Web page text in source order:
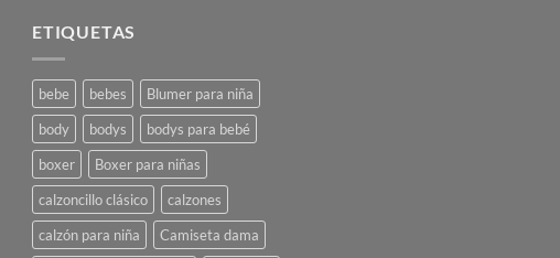
ETIQUETAS
bebe bebes
Blumer para niña
body
bodys
bodys para bebé
boxer
Boxer para niñas
calzoncillo clásico
calzones
calzón para niña
Camiseta dama